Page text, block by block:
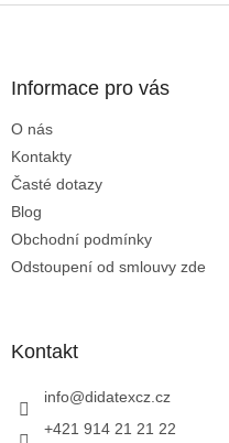
Informace pro vás
O nás
Kontakty
Časté dotazy
Blog
Obchodní podmínky
Odstoupení od smlouvy zde
Kontakt
info@didatexcz.cz
+421 914 21 21 22